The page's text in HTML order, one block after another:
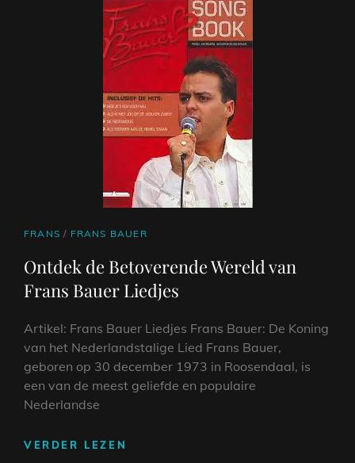
CAT
FRANS / FRANS BAUER
Ontdek de Betoverende Wereld van
Frans Bauer Liedjes
Artikel: Frans Bauer Liedjes Frans Bauer: De Koning
van het Nederlandstalige Lied Frans Bauer,
geboren op 30 december 1973 in Roosendaal, is
een van de meest geliefde en populaire
Nederlandse
VERDER LEZEN